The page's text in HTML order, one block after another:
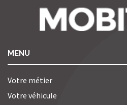
MENU
Votre métier
Votre véhicule